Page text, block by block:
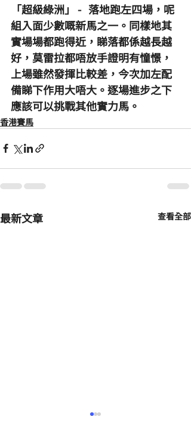
「超級綠洲」 -   落地跑左四場，呢
組入面少數嘅新馬之一。同樣地其
實場場都跑得近，睇落都係越長越
好，莫雷拉都唔放手證明有憧憬，
上場雖然發揮比較差，今次加左配
備睇下作用大唔大。逐場進步之下
應該可以挑戰其他實力馬。
香港賽馬
最新文章 查看全部